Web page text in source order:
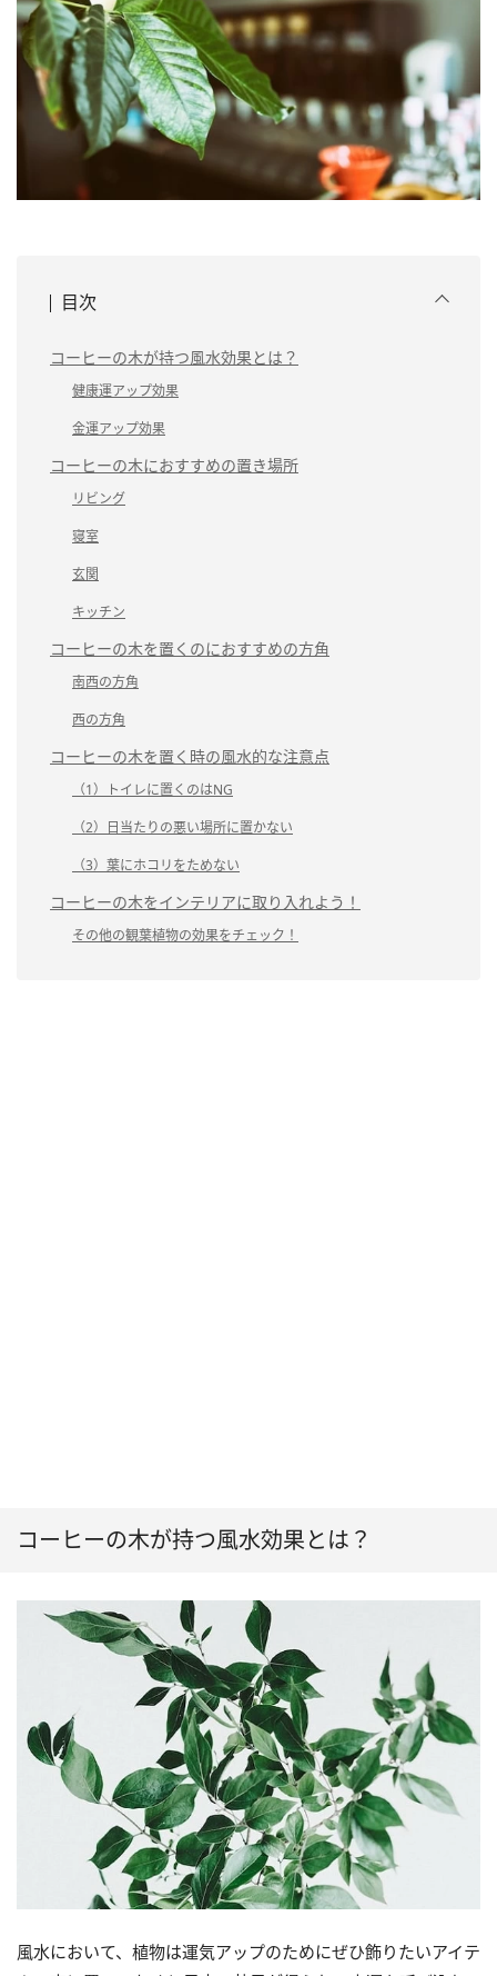
目次
コーヒーの木が持つ風水効果とは？
健康運アップ効果
金運アップ効果
コーヒーの木におすすめの置き場所
リビング
寝室
玄関
キッチン
コーヒーの木を置くのにおすすめの方角
南西の方角
西の方角
コーヒーの木を置く時の風水的な注意点
（1）トイレに置くのはNG
（2）日当たりの悪い場所に置かない
（3）葉にホコリをためない
コーヒーの木をインテリアに取り入れよう！
その他の観葉植物の効果をチェック！
コーヒーの木が持つ風水効果とは？
風水において、植物は運気アップのためにぜひ飾りたいアイテ